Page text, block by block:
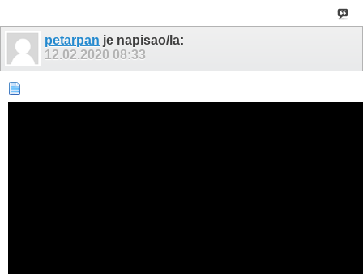
petarpan je napisao/la:
12.02.2020 08:33